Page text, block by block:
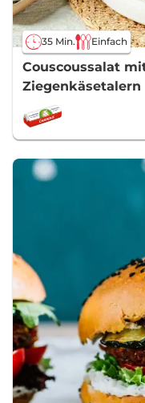
35 Min. Einfach
Couscoussalat
Ziegenkäsetalern